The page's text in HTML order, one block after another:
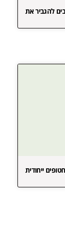
להגביר את
ייחודית